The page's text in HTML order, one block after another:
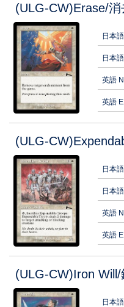
(ULG-CW)Erase/消
日本
日本
英語
英語
(ULG-
日本
日本
英語
英語
(ULG-CW)Iron
日本